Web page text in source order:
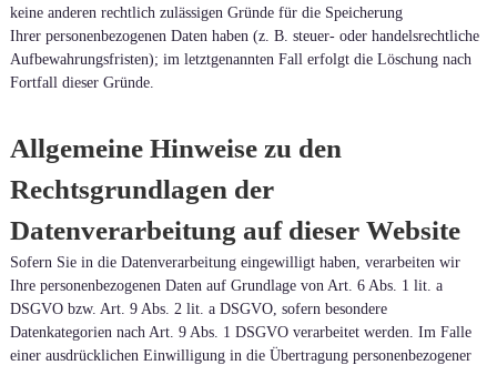
keine anderen rechtlich zulässigen Gründe für die Speicherung
Ihrer personenbezogenen Daten haben (z. B. steuer- oder handelsrechtliche
Aufbewahrungsfristen); im letztgenannten Fall erfolgt die Löschung nach
Fortfall dieser Gründe.
Allgemeine Hinweise zu den
Rechtsgrundlagen der
Datenverarbeitung auf dieser Website
Sofern Sie in die Datenverarbeitung eingewilligt haben, verarbeiten wir
Ihre personenbezogenen Daten auf Grundlage von Art. 6 Abs. 1 lit. a
DSGVO bzw. Art. 9 Abs. 2 lit. a DSGVO, sofern besondere
Datenkategorien nach Art. 9 Abs. 1 DSGVO verarbeitet werden. Im Falle
einer ausdrücklichen Einwilligung in die Übertragung personenbezogener